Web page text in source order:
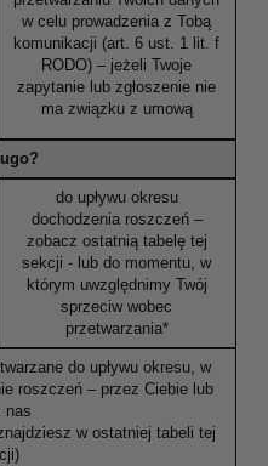
w celu prowadzenia z Tobą
komunikacji (art. 6 ust. 1 lit. f
RODO) – jeżeli Twoje
zapytanie lub zgłoszenie nie
ma związku z umową
do upływu okresu
dochodzenia roszczeń –
zobacz ostatnią tabelę tej
sekcji - lub do momentu, w
którym uwzględnimy Twój
sprzeciw wobec
przetwarzania*
do upływu okresu, w
roszczeń – przez Ciebie lub
nas
w ostatniej tabeli tej